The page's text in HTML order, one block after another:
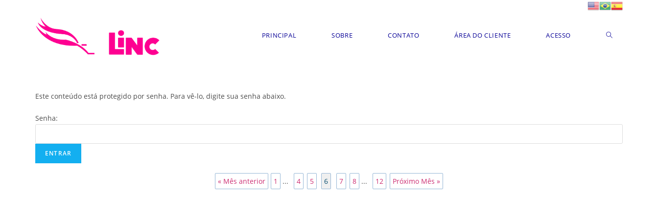
PRINCIPAL SOBRE CONTATO ÁREA DO CLIENTE ACESSO
Este conteúdo está protegido por senha. Para vê-lo, digite sua senha abaixo.
Senha:
« Mês anterior 1 ... 4 5 6 7 8 ... 12 Próximo Mês »